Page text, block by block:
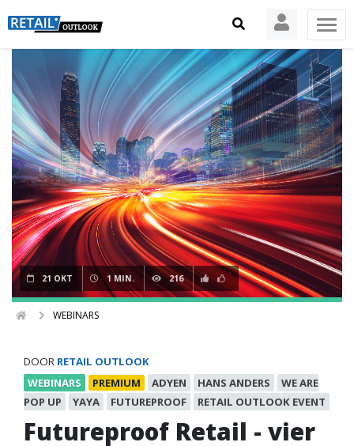
21 OKT 1 MIN. 216
WEBINARS
DOOR RETAIL OUTLOOK
WEBINARS
PREMIUM ADYEN HANS ANDERS
WE ARE
POP UP
YAYA FUTUREPROOF RETAIL OUTLOOK EVENT
Futureproof Retail - vier